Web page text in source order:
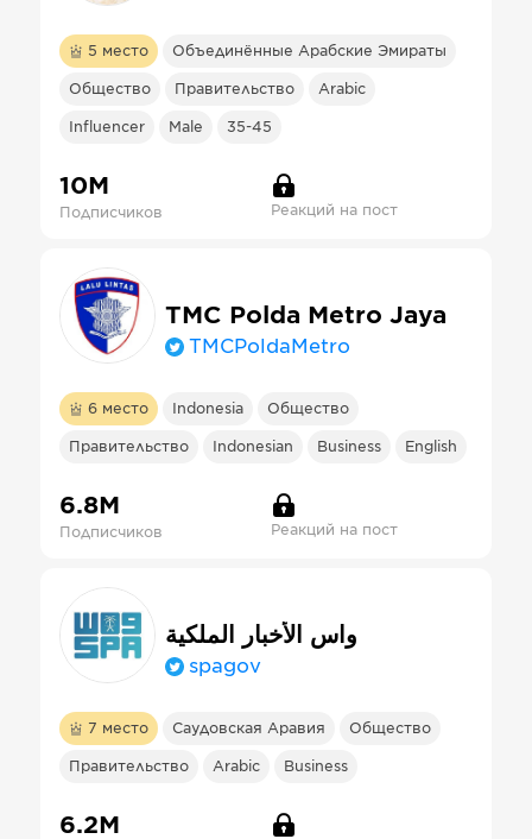
5 место Объединённые Арабские Эмираты
Общество Правительство Arabic
Influencer Male 35-45
10М
Подписчиков Реакций на пост
TMC Polda Metro Jaya
TMCPoldaMetro
6 место Indonesia Общество
Правительство Indonesian Business English
6.8М
Подписчиков Реакций на пост
واس الأخبار الملكية
spagov
7 место Саудовская Аравия Общество
Правительство Arabic Business
6.2М